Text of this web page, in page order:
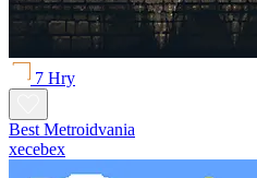
7 Hry
Best Metroidvania
xecebex